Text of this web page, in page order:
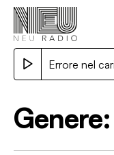
Errore nel
Genere: